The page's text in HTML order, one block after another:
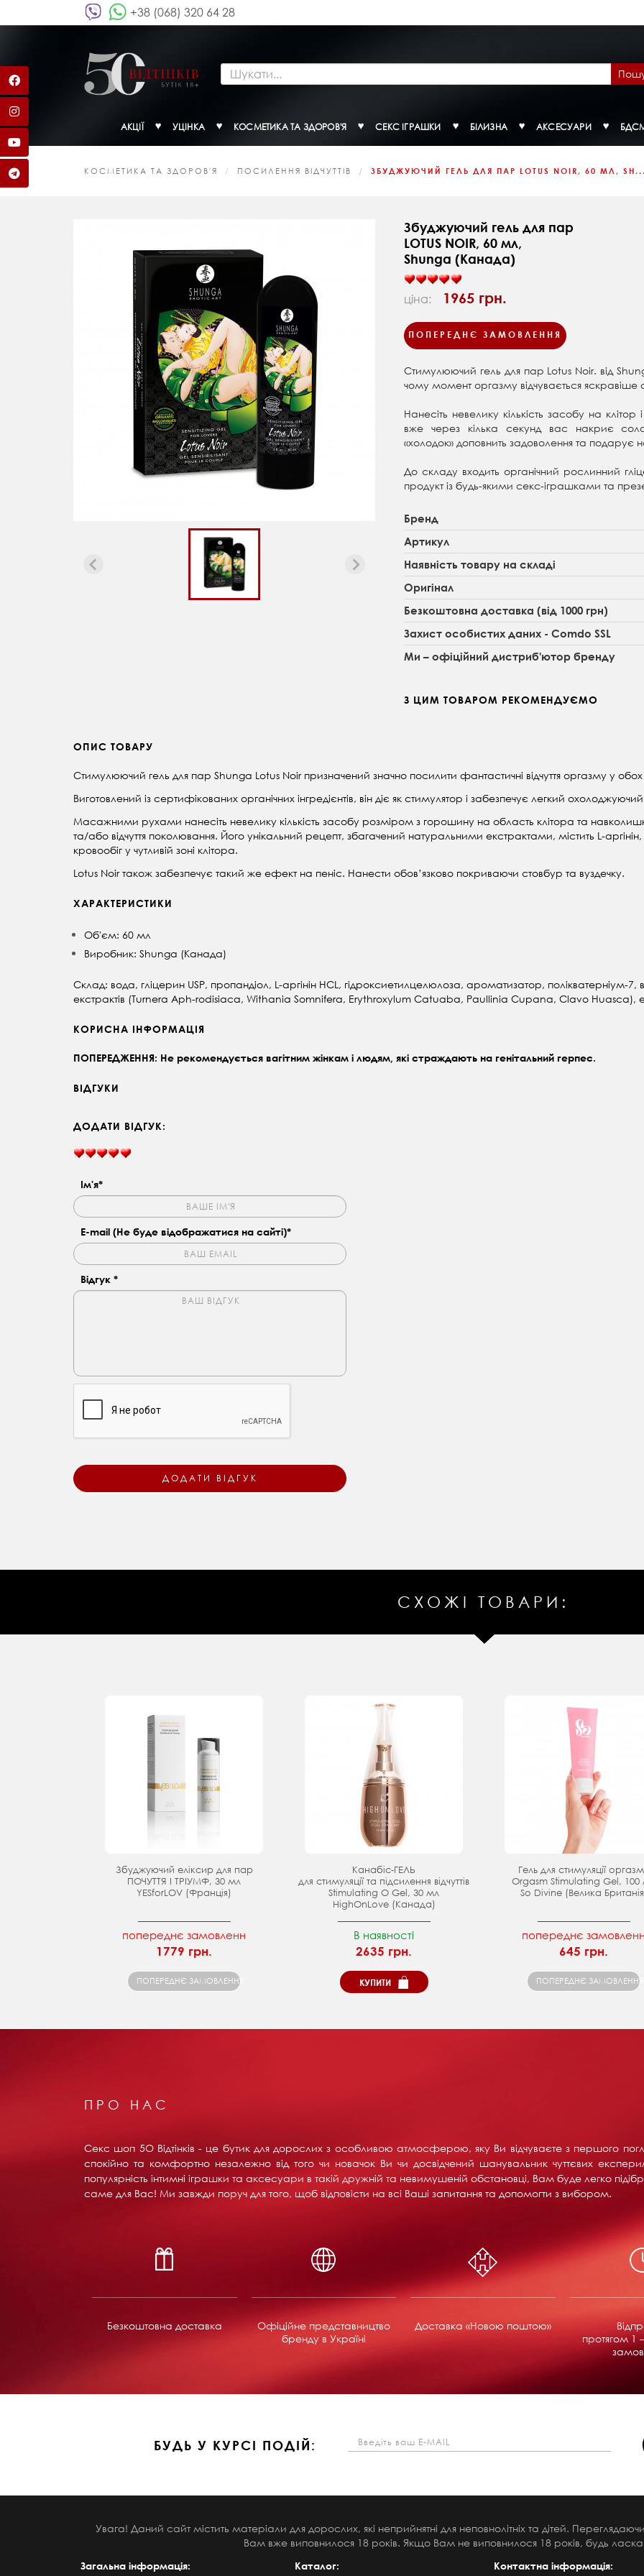
+38 (068) 320 64 28
АКЦІЇ УЦІНКА КОСМЕТИКА ТА ЗДОРОВ'Я СЕКС ІГРАШКИ БІЛИЗНА АКСЕСУАРИ
КОСМЕТИКА ТА ЗДОРОВ'Я ПОСИЛЕННЯ ВІДЧУТТІВ ЗБУДЖУЮЧИЙ ГЕЛЬ ДЛЯ ПАР LOTUS NOIR, 60 МЛ, SH...
Збуджуючий гель для пар
LOTUS NOIR, 60 мл,
Shunga (Канада)
ціна: 1965 грн.
ПОПЕРЕДНЄ ЗАМОВЛЕННЯ
Стимулюючий гель для пар Lotus Noir. від
чому момент оргазму відчувається
Нанесіть невелику кількість засобу на
вже через кілька секунд вас накриє
«холодок» доповнить задоволення та подарує
До складу входить органічний рослинний
продукт із будь-якими секс-іграшками та
Бренд
Артикул
Наявність товару на складі
Оригінал
Безкоштовна доставка (від 1000 грн)
Захист особистих даних - Comdo SSL
Ми – офіційний дистриб'ютор бренду
З ЦИМ ТОВАРОМ РЕКОМЕНДУЄМО
ОПИС ТОВАРУ
Стимулюючий гель для пар Shunga Lotus Noirпризначений значно посилити фантастичні відчуття оргазму у
Виготовлений із сертифікованих органічних інгредієнтів, він діє як стимулятор і забезпечує легкий
Масажними рухами нанесіть невелику кількість засобу розміром з горошину на область клітора та
та/або відчуття поколювання. Його унікальний рецепт, збагачений натуральними екстрактами, містить L-
кровообіг у чутливій зоні клітора.
Lotus Noir також забезпечує такий же ефект на пеніс. Нанести обов’язково покриваючи стовбур та вуздечку.
ХАРАКТЕРИСТИКИ
Об'єм: 60 мл
Виробник: Shunga (Канада)
Склад: вода, гліцерин USP, пропандіол, L-аргінін HCL, гідроксиетилцелюлоза, ароматизатор, полікватерніум-
екстрактів (Turnera Aph-rodisiaca, Withania Somnifera, Erythroxylum Catuaba, Paullinia Cupana, Clavo Huasca),
КОРИСНА ІНФОРМАЦІЯ
ПОПЕРЕДЖЕННЯ: Не рекомендується вагітним жінкам і людям, які страждають на генітальний герпес.
ВІДГУКИ
ДОДАТИ ВІДГУК:
Ім'я*
E-mail (Не буде відображатися на сайті)*
Відгук *
СХОЖІ ТОВАРИ:
Збуджуючий еліксир для пар
ПОЧУТТЯ І ТРІУМФ, 30 мл
YESforLOV (Франція)
попереднє замовленн
1779 грн.
ПОПЕРЕДНЄ ЗАМОВЛЕННЯ
Канабіс-ГЕЛЬ
для стимуляції та підсилення відчуттів
Stimulating O Gel, 30 мл
HighOnLove (Канада)
В наявності
2635 грн.
КУПИТИ
Гель для стимуляції
Orgasm Stimulating Gel, 100
So Divine (Велика
попереднє замовленн
645 грн.
ПОПЕРЕДНЄ ЗАМОВЛЕННЯ
ПРО НАС
Секс шоп 5О Відтінків - це бутик для дорослих з особливою атмосферою, яку Ви відчуваєте з першого
спокійно та комфортно незалежно від того чи новачок Ви чи досвідчений шанувальник чуттєвих
популярність інтимні іграшки та аксесуари в такій дружній та невимушеній обстановці, Вам буде легко
саме для Вас! Ми завжди поруч для того, щоб відповісти на всі Ваші запитання та допомогти з вибором.
Безкоштовна доставка
Офіційне представництво
бренду в Україні
Доставка «Новою поштою»
протягом 1
БУДЬ У КУРСІ ПОДІЙ:
Увага! Даний сайт містить матеріали для дорослих, які неприйнятні для неповнолітніх та дітей.
Вам вже виповнилося 18 років. Якщо Вам не виповнилося 18 років, будь
Загальна інформація: Каталог: Контактна інформація: